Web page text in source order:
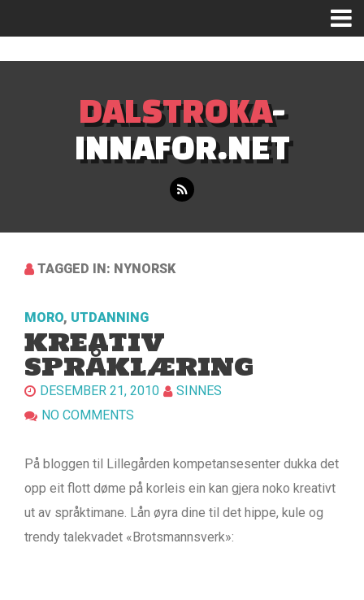
DALSTROKA-
INNAFOR.NET
TAGGED IN: NYNORSK
MORO, UTDANNING
KREATIV
SPRÅKLÆRING
DESEMBER 21, 2010
SINNES
NO COMMENTS
På bloggen til Lillegården kompetansesenter dukka det
opp eit flott døme på korleis ein kan gjera noko kreativt
ut av språktimane. Lån øyra dine til det hippe, kule og
trendy talekvadet «Brotsmannsverk»: